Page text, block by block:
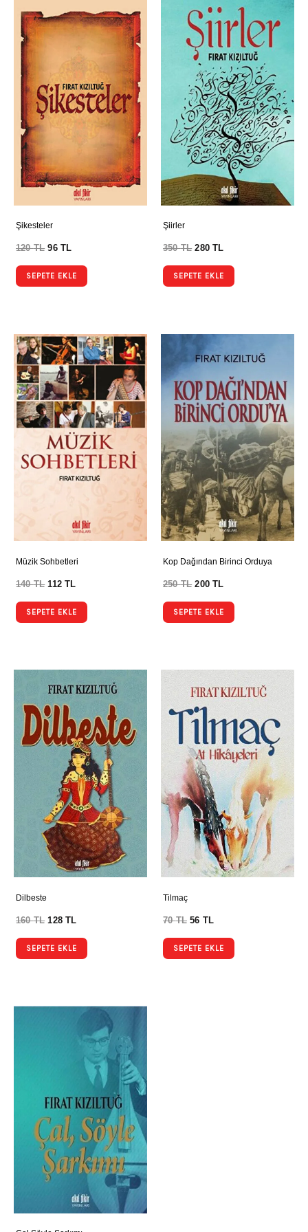
Şikesteler
120TL 96TL
SEPETE EKLE
Şiirler
350TL 280TL
SEPETE EKLE
Müzik Sohbetleri
140TL 112TL
SEPETE EKLE
Kop Dağından Birinci Orduya
250TL 200TL
SEPETE EKLE
Dilbeste
160TL 128TL
SEPETE EKLE
Tilmaç
70TL 56 TL
SEPETE EKLE